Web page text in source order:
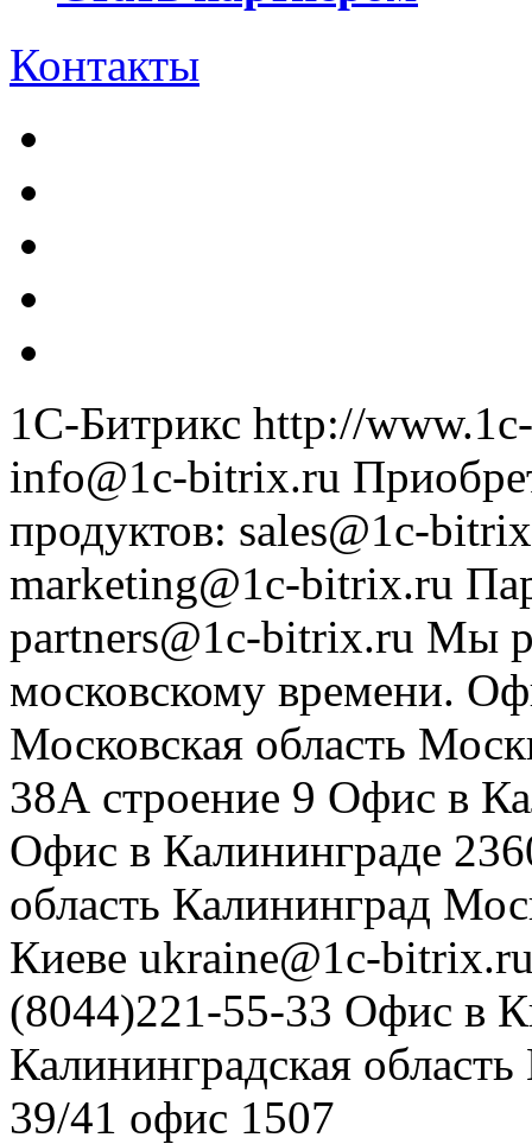
Контакты
1С-Битрикс http://
info@1c-bitrix.ru
продуктов: sales@1c-
marketing@1c-bitrix.ru
partners@1c-bitrix.ru Мы
московскому времени.
Московская область
38А строение 9 Офис в
Офис в Калининграде
область Калининград
Киеве ukraine@1c-
(8044)221-55-33 Офис в
Калининградская область
39/41 офис 1507